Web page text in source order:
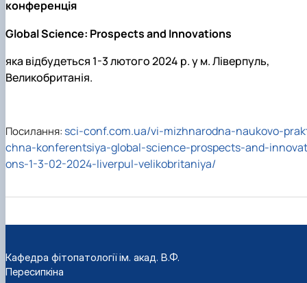
конференція
Global Science: Prospects and Innovations
яка відбудеться 1-3 лютого 2024 р. у м. Ліверпуль,
Великобританія.
Посилання: sci-conf.com.ua/vi-mizhnarodna-naukovo-
chna-konferentsiya-global-science-prospects-and-
ons-1-3-02-2024-liverpul-velikobritaniya/
Кафедра фітопатології ім. акад. В.Ф.
Пересипкіна